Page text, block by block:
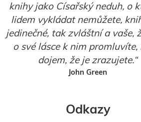
knihy jako Císařský neduh, o
lidem vykládat nemůžete,
jedinečné, tak zvláštní a vaše,
o své lásce k nim promluvíte,
dojem, že je zrazujete.
John Green
Odkazy